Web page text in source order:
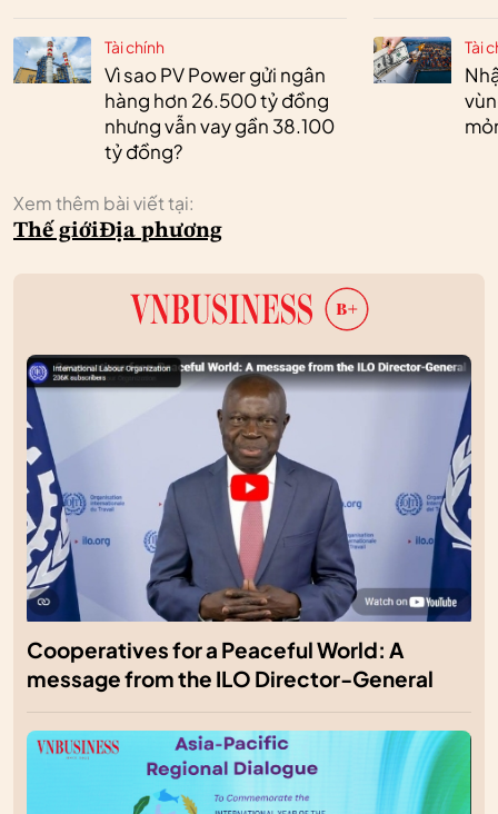
Tài chính
Vì sao PV Power gửi ngân
hàng hơn 26.500 tỷ đồng
nhưng vẫn vay gần 38.100
tỷ đồng?
Tài
Xem thêm bài viết tại:
Thế giớiĐịa phương
Cooperatives for a Peaceful World: A
message from the ILO Director-General